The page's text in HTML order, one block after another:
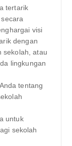
tertarik
visi
dengan
sekolah, atau
lingkungan
tentang
untuk
sekolah